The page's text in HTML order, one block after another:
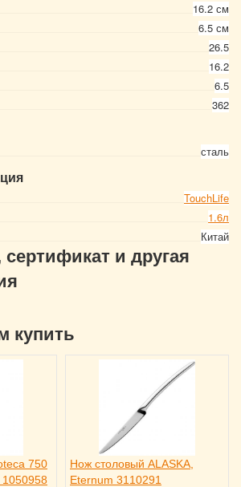
16.2 см
6.5 см
26.5
16.2
6.5
362
сталь
TouchLife
1.6л
Китай
и другая
купить
750
Нож столовый ALASKA,
Eternum 3110291